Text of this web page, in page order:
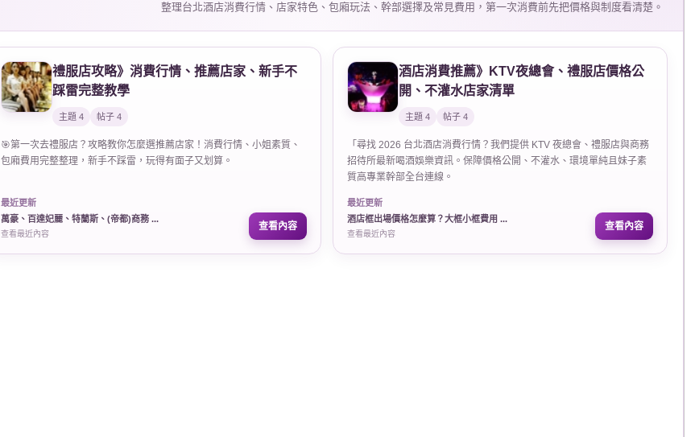
整理台北酒店消費行情、店家特色、包廂玩法、幹部選擇及常見費用，第一次消費前先把價格與制度看清楚。
禮服店攻略》消費行情、推薦店家、新手不
踩雷完整教學
主題 4 帖子 4
🎯第一次去禮服店？攻略教你怎麼選推薦店家！消費行情、小姐素質、
包廂費用完整整理，新手不踩雷，玩得有面子又划算。
最近更新
萬豪、百達妃麗、特蘭斯、(帝都)商務 ...
查看最近內容
查看內容
酒店消費推薦》KTV夜總會、禮服店價格公
開、不灌水店家清單
主題 4 帖子 4
「尋找 2026 台北酒店消費行情？我們提供 KTV 夜總會、禮服店與商務
招待所最新喝酒娛樂資訊。保障價格公開、不灌水、環境單純且妹子素
質高專業幹部全台連線。
最近更新
酒店框出場價格怎麼算？大框小框費用 ...
查看最近內容
查看內容